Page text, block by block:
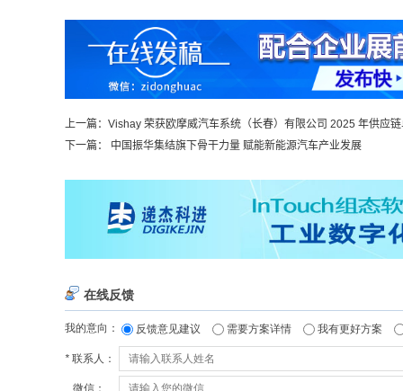
上一篇： Vishay 荣获欧摩威汽车系统（长春）有限公司 2025 年供应
下一篇： 中国振华集结旗下骨干力量 赋能新能源汽车产业发展